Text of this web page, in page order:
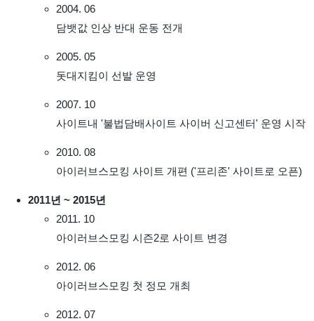
2004. 06
담뱃값 인상 반대 운동 전개
2005. 05
돗대지킴이 선발 운영
2007. 10
사이트내 '불법담배사이트 사이버 신고센터' 운영 시작
2010. 08
아이러브스모킹 사이트 개편 ('프리존' 사이트로 오픈)
2011년 ~ 2015년
2011. 10
아이러브스모킹 시즌2로 사이트 변경
2012. 06
아이러브스모킹 첫 정모 개최
2012. 07